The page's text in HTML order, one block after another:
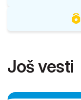
Još vesti